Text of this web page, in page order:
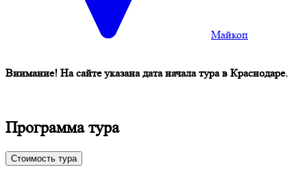
Майкоп
Внимание! На сайте указана дата начала тура в Краснодаре.
Программа тура
Стоимость тура